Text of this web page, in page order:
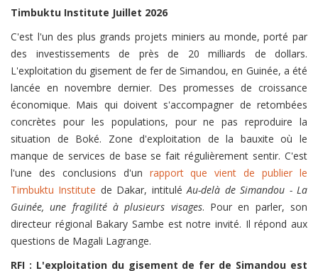
Timbuktu Institute Juillet 2026
C'est l'un des plus grands projets miniers au monde, porté par
des investissements de près de 20 milliards de dollars.
L'exploitation du gisement de fer de Simandou, en Guinée, a été
lancée en novembre dernier. Des promesses de croissance
économique. Mais qui doivent s'accompagner de retombées
concrètes pour les populations, pour ne pas reproduire la
situation de Boké. Zone d'exploitation de la bauxite où le
manque de services de base se fait régulièrement sentir. C'est
l'une des conclusions d'un rapport que vient de publier le
Timbuktu Institute de Dakar, intituléAu-delà de Simandou - La
Guinée, une fragilité à plusieurs visages. Pour en parler, son
directeur régional Bakary Sambe est notre invité. Il répond aux
questions de Magali Lagrange.
RFI : L'exploitation du gisement de fer de Simandou est